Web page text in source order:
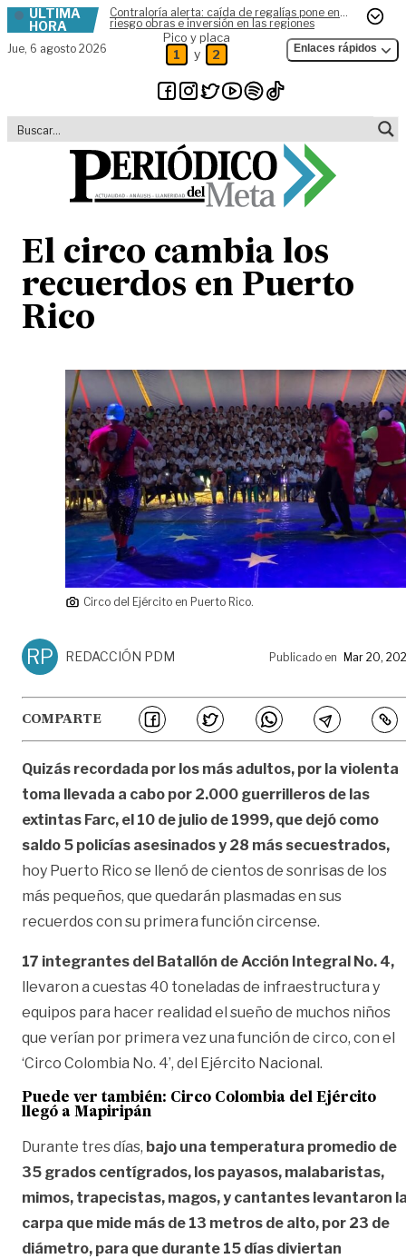
Skip to content
ÚLTIMA
HORA
Contraloría alerta: caída de regalías pone en
riesgo obras e inversión en las regiones
Jue, 6 agosto 2026
Pico y placa
1 y 2 Enlaces rápidos
El circo cambia los
recuerdos en Puerto
Rico
Circo del Ejército en Puerto Rico.
RP REDACCIÓN PDM Publicado en Mar 20,
COMPARTE
Quizás recordada por los más adultos, por la violenta
toma llevada a cabo por 2.000 guerrilleros de las
extintas Farc, el 10 de julio de 1999, que dejó como
saldo 5 policías asesinados y 28 más secuestrados,
hoy Puerto Rico se llenó de cientos de sonrisas de los
más pequeños, que quedarán plasmadas en sus
recuerdos con su primera función circense.
17 integrantes del Batallón de Acción Integral No. 4,
llevaron a cuestas 40 toneladas de infraestructura y
equipos para hacer realidad el sueño de muchos niños
que verían por primera vez una función de circo, con el
‘Circo Colombia No. 4’, del Ejército Nacional.
Puede ver también: Circo Colombia del Ejército
llegó a Mapiripán
Durante tres días, bajo una temperatura promedio de
35 grados centígrados, los payasos, malabaristas,
mimos, trapecistas, magos, y cantantes levantaron
carpa que mide más de 13 metros de alto, por 23 de
diámetro, para que durante 15 días diviertan